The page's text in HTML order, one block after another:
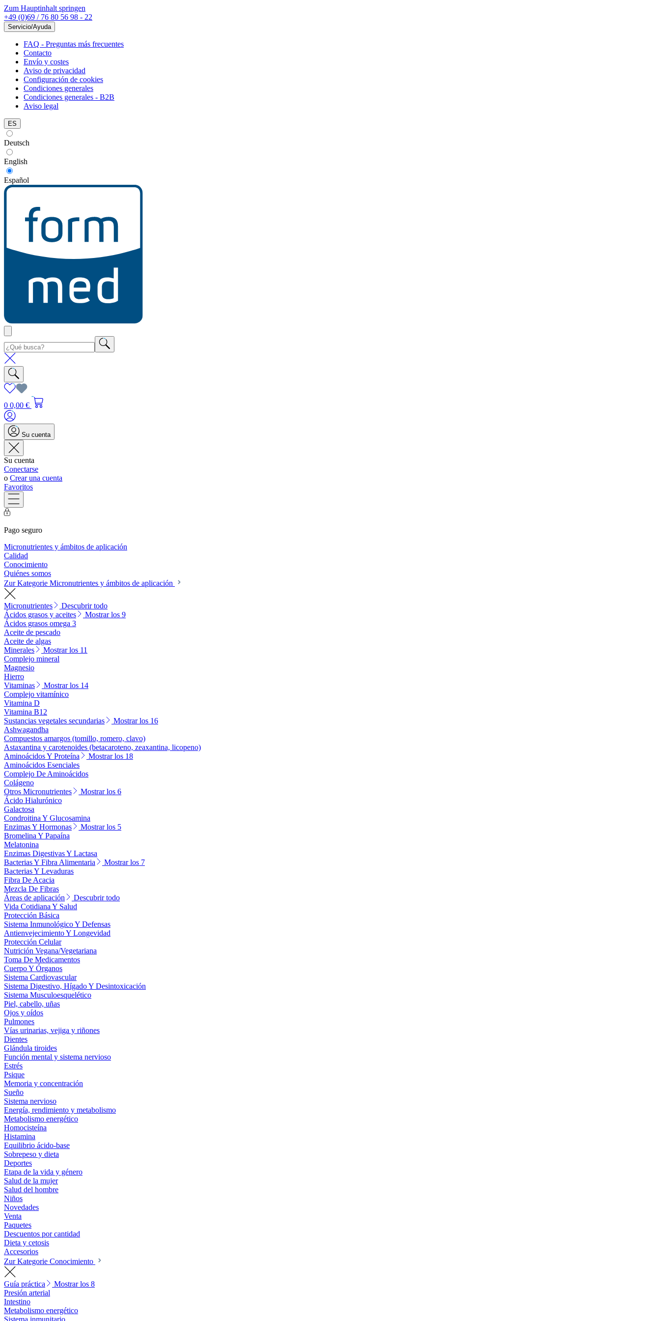
Zum Hauptinhalt springen
+49 (0)69 / 76 80 56 98 - 22
Servicio/Ayuda
FAQ - Preguntas más frecuentes
Contacto
Envío y costes
Aviso de privacidad
Configuración de cookies
Condiciones generales
Condiciones generales - B2B
Aviso legal
ES
Deutsch
English
Español
0 0,00 €
Su cuenta
Su cuenta
Conectarse
o Crear una cuenta
Favoritos
Pago seguro
Micronutrientes y ámbitos de aplicación
Calidad
Conocimiento
Quiénes somos
Zur Kategorie Micronutrientes y ámbitos de aplicación
Micronutrientes
Descubrir todo
Ácidos grasos y aceites
Mostrar los 9
Ácidos grasos omega 3
Aceite de pescado
Aceite de algas
Minerales
Mostrar los 11
Complejo mineral
Magnesio
Hierro
Vitaminas
Mostrar los 14
Complejo vitamínico
Vitamina D
Vitamina B12
Sustancias vegetales secundarias
Mostrar los 16
Ashwagandha
Compuestos amargos (tomillo, romero, clavo)
Astaxantina y carotenoides (betacaroteno, zeaxantina, licopeno)
Aminoácidos Y Proteína
Mostrar los 18
Aminoácidos Esenciales
Complejo De Aminoácidos
Colágeno
Otros Micronutrientes
Mostrar los 6
Ácido Hialurónico
Galactosa
Condroitina Y Glucosamina
Enzimas Y Hormonas
Mostrar los 5
Bromelina Y Papaína
Melatonina
Enzimas Digestivas Y Lactasa
Bacterias Y Fibra Alimentaria
Mostrar los 7
Bacterias Y Levaduras
Fibra De Acacia
Mezcla De Fibras
Áreas de aplicación
Descubrir todo
Vida Cotidiana Y Salud
Protección Básica
Sistema Inmunológico Y Defensas
Antienvejecimiento Y Longevidad
Protección Celular
Nutrición Vegana/Vegetariana
Toma De Medicamentos
Cuerpo Y Órganos
Sistema Cardiovascular
Sistema Digestivo, Hígado Y Desintoxicación
Sistema Musculoesquelético
Piel, cabello, uñas
Ojos y oídos
Pulmones
Vías urinarias, vejiga y riñones
Dientes
Glándula tiroides
Función mental y sistema nervioso
Estrés
Psique
Memoria y concentración
Sueño
Sistema nervioso
Energía, rendimiento y metabolismo
Metabolismo energético
Homocisteína
Histamina
Equilibrio ácido-base
Sobrepeso y dieta
Deportes
Etapa de la vida y género
Salud de la mujer
Salud del hombre
Niños
Novedades
Venta
Paquetes
Descuentos por cantidad
Dieta y cetosis
Accesorios
Zur Kategorie Conocimiento
Guía práctica
Mostrar los 8
Presión arterial
Intestino
Metabolismo energético